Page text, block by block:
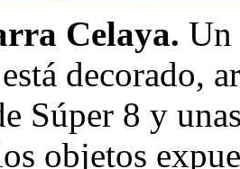
Celaya. Un
decorado,
Súper 8 y
objetos